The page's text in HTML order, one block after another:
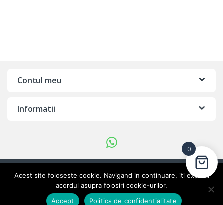
Adaugă în coș
Contul meu
Informatii
Ai intrebari?
021.410.60.88, 0721
298 609
0
Acest site foloseste cookie. Navigand in continuare, iti exprimi
acordul asupra folosiri cookie-urilor.
Accept
Politica de confidentialitate